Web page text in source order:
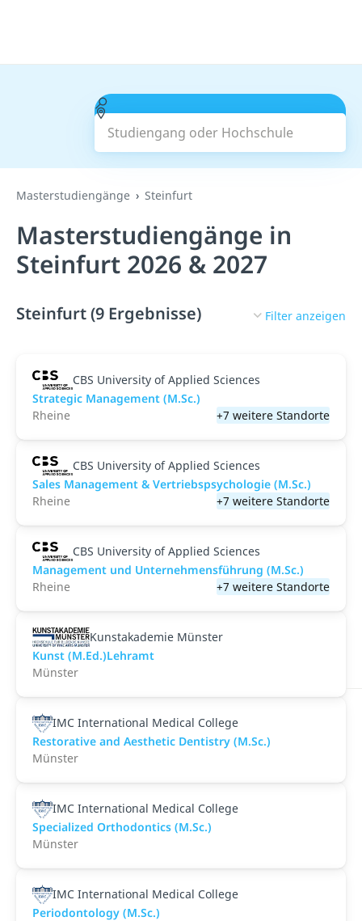
Studiengang oder Hochschule
Suchen
Masterstudiengänge Steinfurt
Masterstudiengänge in
Steinfurt 2026 & 2027
Steinfurt (9 Ergebnisse) Filter anzeigen
CBS University of Applied Sciences
Strategic Management (M.Sc.)
Rheine
+7 weitere Standorte
CBS University of Applied Sciences
Sales Management & Vertriebspsychologie (M.Sc.)
Rheine
+7 weitere Standorte
CBS University of Applied Sciences
Management und Unternehmensführung (M.Sc.)
Rheine
+7 weitere Standorte
Kunstakademie Münster
Kunst (M.Ed.)Lehramt
Münster
IMC International Medical College
Restorative and Aesthetic Dentistry (M.Sc.)
Münster
IMC International Medical College
Specialized Orthodontics (M.Sc.)
Münster
IMC International Medical College
Periodontology (M.Sc.)